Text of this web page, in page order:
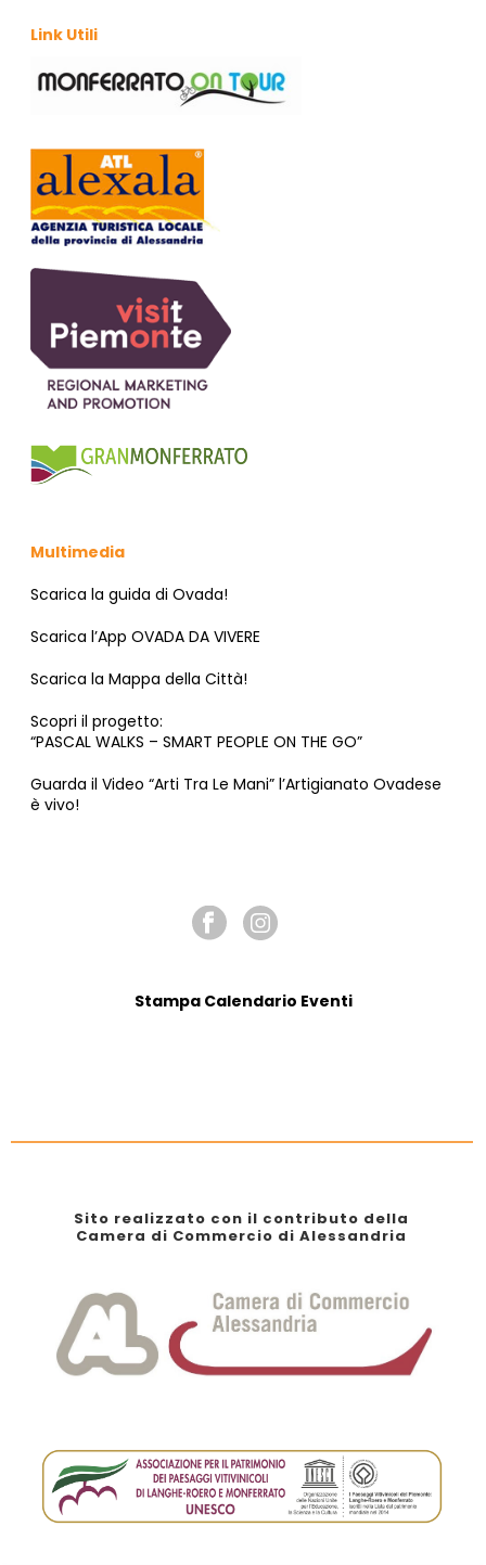
Link Utili
Multimedia
Scarica la guida di Ovada!
Scarica l’App OVADA DA VIVERE
Scarica la Mappa della Città!
Scopri il progetto:
“PASCAL WALKS – SMART PEOPLE ON THE GO”
Guarda il Video “Arti Tra Le Mani” l’Artigianato Ovadese
è vivo!
Stampa Calendario Eventi
Sito realizzato con il contributo della
Camera di Commercio di Alessandria